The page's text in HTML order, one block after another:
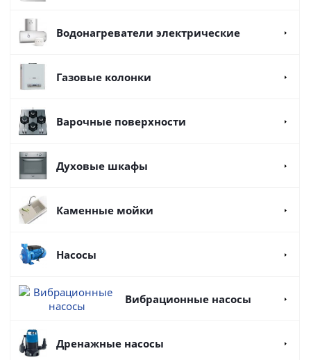
Водонагреватели электрические
Газовые колонки
Варочные поверхности
Духовые шкафы
Каменные мойки
Насосы
Вибрационные насосы
Дренажные насосы